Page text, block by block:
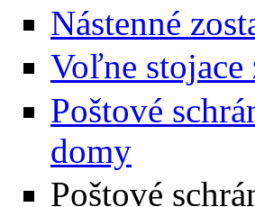
Nástenné
Voľne stojace
Poštové
domy
Poštové